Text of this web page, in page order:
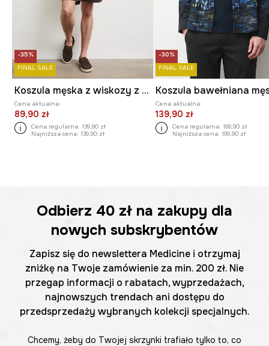
-35%
FINAL SALE
Koszula męska z wiskozy z motywem zwierzęcym
Cena aktualna:
89,90 zł
Cena regularna: 139,90 zł
Najniższa cena: 139,90 zł
-30%
FINAL SALE
Cena aktualna:
139,90 zł
Cena regularna: 199,90 zł
Najniższa cena: 199,90 zł
Odbierz 40 zł na zakupy dla
nowych subskrybentów
Zapisz się do newslettera Medicine i otrzymaj
zniżkę na Twoje zamówienie za min. 200 zł. Nie
przegap informacji o rabatach, wyprzedażach,
najnowszych trendach ani dostępu do
przedsprzedaży wybranych kolekcji specjalnych.
Chcemy, żeby do Twojej skrzynki trafiało tylko to, co